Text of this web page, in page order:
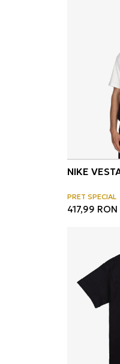
NIKE
PRET SPECIAL
417,99 RON